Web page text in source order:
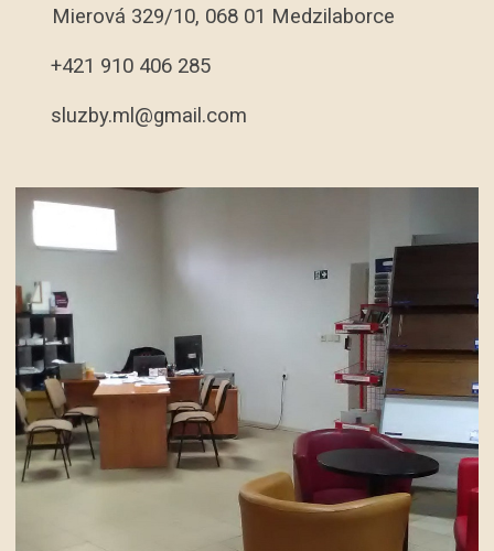
Mierová 329/10, 068 01 Medzilaborce
+421 910 406 285
sluzby.ml@gmail.com